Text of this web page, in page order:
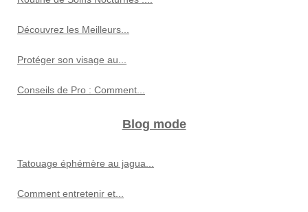
Découvrez les Meilleurs...
Protéger son visage au...
Conseils de Pro : Comment...
Blog mode
Tatouage éphémère au jagua...
Comment entretenir et...